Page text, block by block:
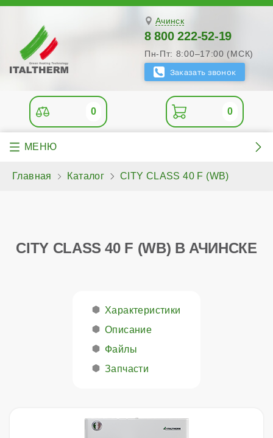
Ачинск
8 800 222-52-19
Пн-Пт: 8:00–17:00 (МСК)
0 0
Главная Каталог CITY CLASS 40 F (WB)
CITY CLASS 40 F (WB) В АЧИНСКЕ
Характеристики
Описание
Файлы
Запчасти